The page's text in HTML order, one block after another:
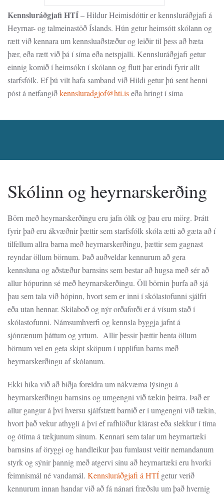
Kennsluráðgjafi HTÍ– Hildur Heimisdóttir er kennsluráðgjafi á
Heyrnar- og talmeinastöð Íslands. Hún getur heimsótt skólann og
rætt við kennara um kennsluaðstæður og leiðir til þess að bæta
þær, eða rætt við þá í síma eða netspjalli. Kennsluráðgjafi getur
einnig komið í heimsókn í skólann og flutt þar erindi fyrir allt
starfsfólk. Ef þú vilt hafa samband við Hildi getur þú sent henni
póst á netfangiðkennsluradgjof@hti.iseða hringt í síma
Skólinn og heyrnarskerðing
Börn með heyrnarskerðingu eru jafn ólík og þau eru mörg. Þrátt
fyrir það eru ákvæðnir þættir sem starfsfólk skóla ætti að gæta að í
tilfellum allra barna með heyrnarskerðingu, þættir sem gagnast
reyndar öllum börnum. Það auðveldar kennurum að gera
kennsluna og aðstæður barnsins sem bestar að hugsa með sér að
allur hópurinn sé með heyrnarskerðingu. Öll börnin þurfa að sjá
þau sem tala við hópinn, hvort sem er inni í skólastofunni sjálfri
eða utan hennar. Skilaboð og nýr orðaforði er á vísum stað í
skólastofunni. Námsumhverfi og kennsla byggja jafnt á
sjónrænum þáttum og yrtum. Allir þessir þættir henta öllum
börnum vel en geta skipt sköpum í upplifun barns með
heyrnarskerðingu af skólanum.
Ekki hika við að biðja foreldra um nákvæma lýsingu á
heyrnarskerðingu barnsins og umgengni við tækin þeirra. Það er
allur gangur á því hversu sjálfstætt barnið er í umgengni við tækin,
hvort það vekur athygli á því ef rafhlöður klárast eða slekkur í tíma
og ótíma á tækjunum sínum. Kennari sem talar um heyrnartæki
barnsins af öryggi og handleikur þau fumlaust veitir nemandanum
styrk og sýnir þannig með atgervi sínu að heyrnartæki eru hvorki
feimnismál né vandamál. Kennsluráðgjafi á HTÍ getur verið
kennurum innan handar við að fá nánari fræðslu um það hvernig